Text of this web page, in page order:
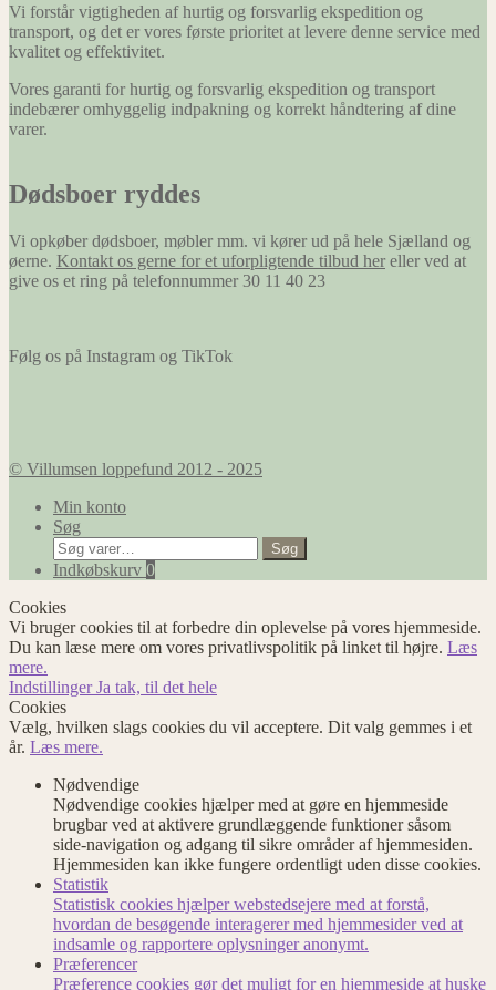
Vi forstår vigtigheden af hurtig og forsvarlig ekspedition og
transport, og det er vores første prioritet at levere denne service med
kvalitet og effektivitet.
Vores garanti for hurtig og forsvarlig ekspedition og transport
indebærer omhyggelig indpakning og korrekt håndtering af dine
varer.
Dødsboer ryddes
Vi opkøber dødsboer, møbler mm. vi kører ud på hele Sjælland og
øerne. Kontakt os gerne for et uforpligtende tilbud her eller ved at
give os et ring på telefonnummer 30 11 40 23
Følg os på Instagram og TikTok
© Villumsen loppefund 2012 - 2025
Min konto
Søg
Søg
efter:
Søg
Indkøbskurv 0
Cookies
Vi bruger cookies til at forbedre din oplevelse på vores hjemmeside.
Du kan læse mere om vores privatlivspolitik på linket til højre. Læs
mere.
IndstillingerJa tak, til det hele
Cookies
Vælg, hvilken slags cookies du vil acceptere. Dit valg gemmes i et
år. Læs mere.
Nødvendige
Nødvendige cookies hjælper med at gøre en hjemmeside
brugbar ved at aktivere grundlæggende funktioner såsom
side-navigation og adgang til sikre områder af hjemmesiden.
Hjemmesiden kan ikke fungere ordentligt uden disse cookies.
Statistik
Statistisk cookies hjælper webstedsejere med at forstå,
hvordan de besøgende interagerer med hjemmesider ved at
indsamle og rapportere oplysninger anonymt.
Præferencer
Præference cookies gør det muligt for en hjemmeside at huske